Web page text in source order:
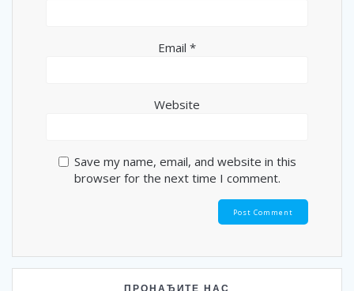
Email *
Website
Save my name, email, and website in this
browser for the next time I comment.
ПРОНАЂИТЕ НАС